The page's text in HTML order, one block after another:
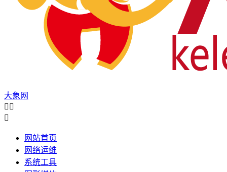
大象网
 

网站首页
网络运维
系统工具